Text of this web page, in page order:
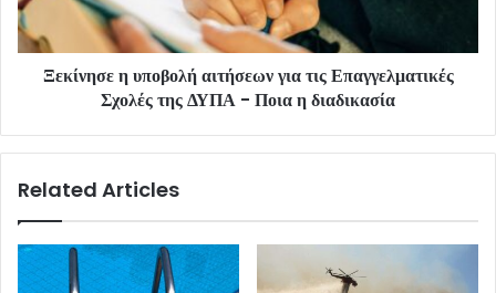
Ξεκίνησε η υποβολή αιτήσεων για τις Επαγγελματικές
Σχολές της ΔΥΠΑ - Ποια η διαδικασία
Related Articles